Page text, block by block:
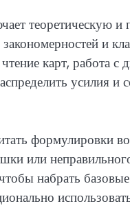
теоретическую и
и
карт, работа с
усилия и
формулировки
или
набрать